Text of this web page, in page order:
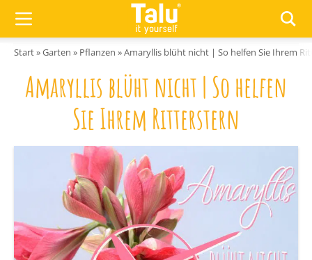
Start»Garten » Pflanzen »Amaryllis blüht nicht | So helfen Sie Ihrem
Amaryllis blüht nicht | So helfen
Sie Ihrem Ritterstern